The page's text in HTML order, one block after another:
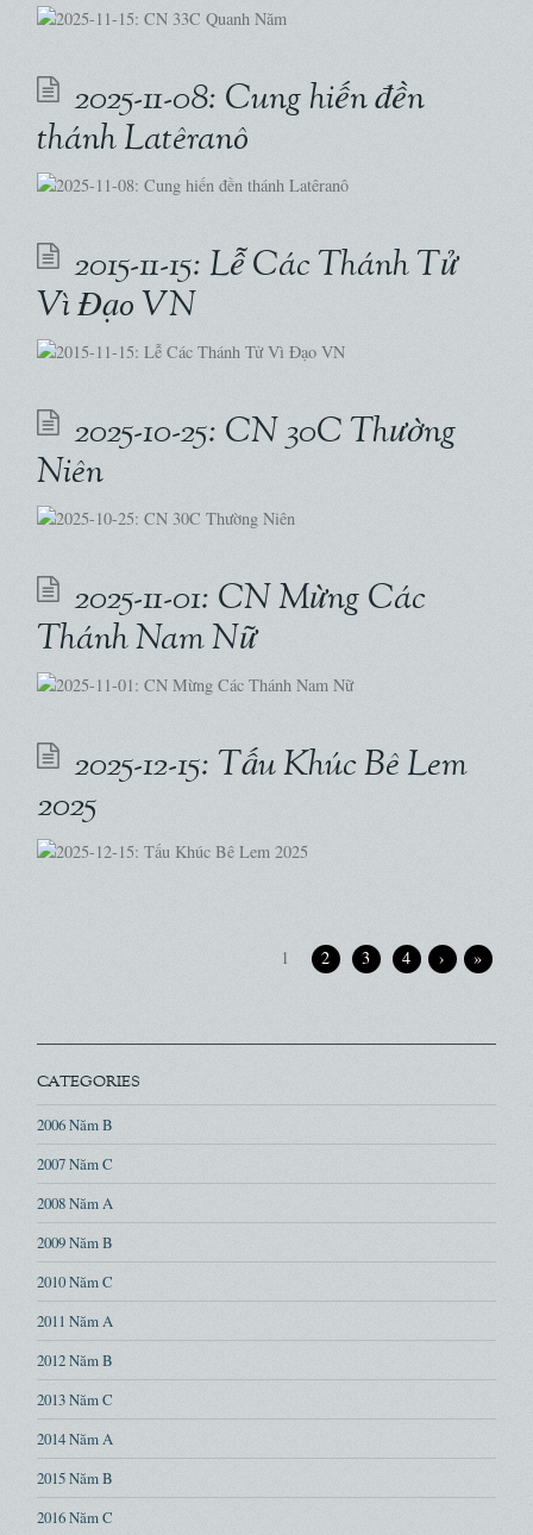
2025-11-08: Cung hiến đền
thánh Latêranô
2015-11-15: Lễ Các Thánh Tử
Vì Đạo VN
2025-10-25: CN 30C Thường
Niên
2025-11-01: CN Mừng Các
Thánh Nam Nữ
2025-12-15: Tấu Khúc Bê Lem
2025
1 2 3 4 › »
CATEGORIES
2006 Năm B
2007 Năm C
2008 Năm A
2009 Năm B
2010 Năm C
2011 Năm A
2012 Năm B
2013 Năm C
2014 Năm A
2015 Năm B
2016 Năm C